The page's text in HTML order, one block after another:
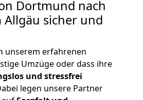
Dortmund nach
Allgäu sicher und
unserem erfahrenen
Umzüge oder dass ihre
und stressfrei
legen unsere Partner